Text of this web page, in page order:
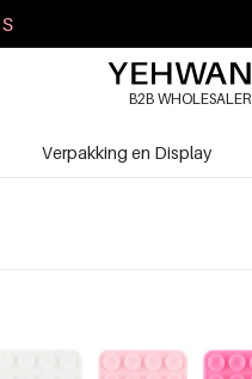
S
B2B WHOLESALER
Verpakking en Display